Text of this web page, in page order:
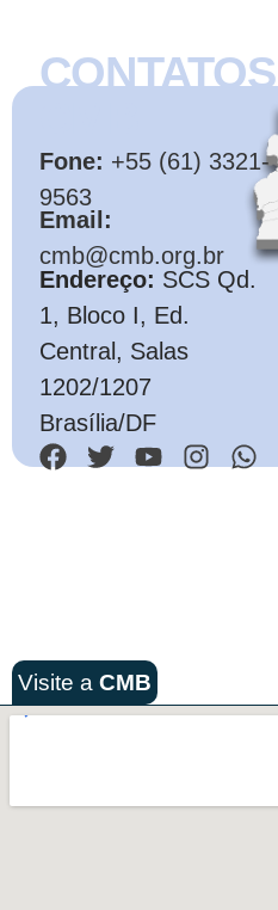
CONTATOS
Fone: +55 (61) 3321-
9563
Email:
cmb@cmb.org.br
Endereço: SCS Qd.
1, Bloco I, Ed.
Central, Salas
1202/1207
Brasília/DF
Visite a CMB